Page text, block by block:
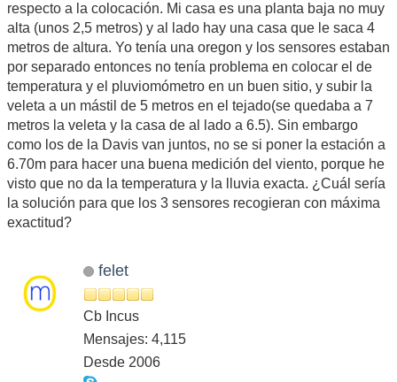
respecto a la colocación. Mi casa es una planta baja no muy
alta (unos 2,5 metros) y al lado hay una casa que le saca 4
metros de altura. Yo tenía una oregon y los sensores estaban
por separado entonces no tenía problema en colocar el de
temperatura y el pluviomómetro en un buen sitio, y subir la
veleta a un mástil de 5 metros en el tejado(se quedaba a 7
metros la veleta y la casa de al lado a 6.5). Sin embargo
como los de la Davis van juntos, no se si poner la estación a
6.70m para hacer una buena medición del viento, porque he
visto que no da la temperatura y la lluvia exacta. ¿Cuál sería
la solución para que los 3 sensores recogieran con máxima
exactitud?
felet
Cb Incus
Mensajes: 4,115
Desde 2006